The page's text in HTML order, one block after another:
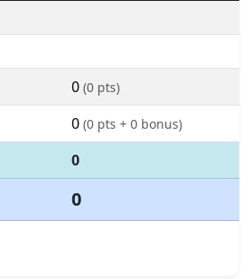
0 (0 pts)
0 (0 pts + 0 bonus)
0
0